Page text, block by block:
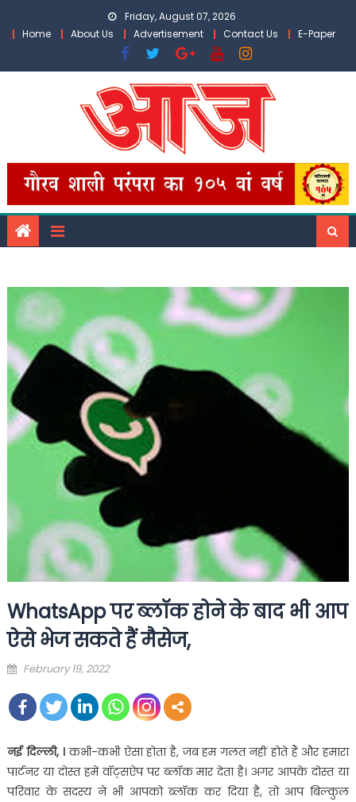
Friday, August 07, 2026
Home
About Us Advertisement Contact Us E-Paper
WhatsApp पर ब्लॉक होने के बाद भी आप
ऐसे भेज सकते हैं मैसेज,
Posted
February 19, 2022
नई दिल्ली, ।कभी-कभी ऐसा होता है, जब हम गलत नहीं होते हैं और हमारा
पार्टनर या दोस्त हमें वॉट्सऐप पर ब्लॉक मार देता है। अगर आपके दोस्त या
परिवार के सदस्य ने भी आपको ब्लॉक कर दिया है, तो आप बिल्कुल